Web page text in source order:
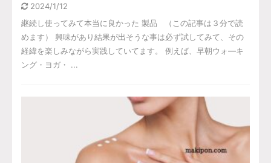
2024/1/12
継続し使ってみて本当に良かった 製品 （この記事は３分で読
めます） 興味があり結果が出そうな事は必ず試してみて、その
経緯を楽しみながら実践していてます。 例えば、早朝ウォ―キ
ング・ヨガ・ ...